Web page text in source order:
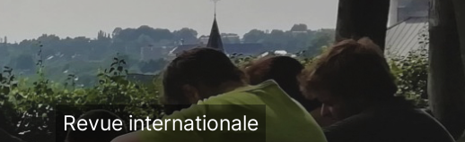
Revue internationale